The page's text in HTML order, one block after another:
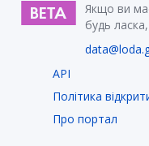
Якщо ви
будь
API
Політика
Про портал